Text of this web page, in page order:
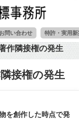
お問い合わせ 特許・実用新
作隣接権の発生
接権の発生
を創作した時点で発